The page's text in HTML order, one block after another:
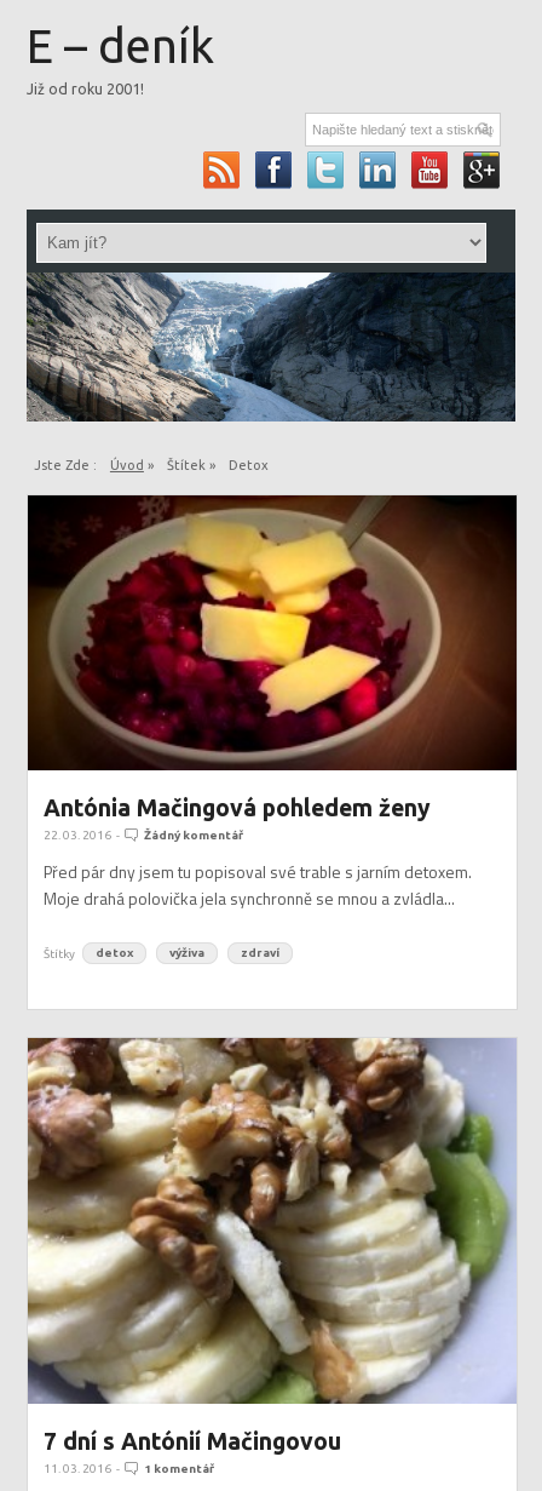
E – deník
Již od roku 2001!
Jste Zde : Úvod » Štítek » Detox
Antónia Mačingová pohledem ženy
22. 03. 2016- Žádný komentář
Před pár dny jsem tu popisoval své trable s jarním detoxem.
Moje drahá polovička jela synchronně se mnou a zvládla...
Štítky detox výživa zdraví
7 dní s Antónií Mačingovou
11. 03. 2016- 1 komentář